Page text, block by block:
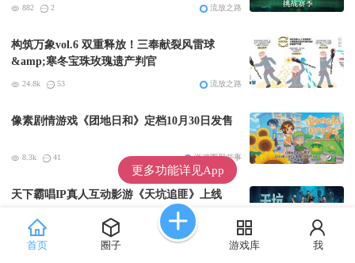
882 2 流放之路
构筑万象vol.6 双重释放！三奉献裂风雷球
&amp;寒冬宝珠玫瑰遗产判官
24.8k 53 流放之路
像素剧情游戏《团地日和》定档10月30日发售
8.3k 41 游戏圈那些事
天下霸唱IP真人互动影游《天坑追匪》上线
游戏圈那些事
首页 圈子 游戏库 我
更多功能详见App